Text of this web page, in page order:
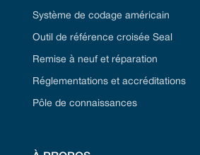
Système de codage américain
Outil de référence croisée Seal
Remise à neuf et réparation
Réglementations et accréditations
Pôle de connaissances